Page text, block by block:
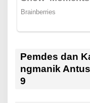
Pemdes dan
ngmanik
9